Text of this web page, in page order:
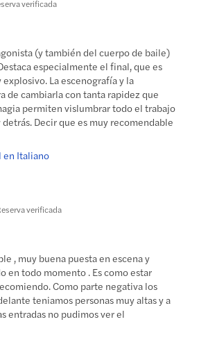
verificada
(y también del cuerpo de baile)
especialmente el final, que es
La escenografía y la
de cambiarla con tanta rapidez que
permiten vislumbrar todo el trabajo
Decir que es muy recomendable
en Italiano
verificada
, muy buena puesta en escena y
en todo momento . Es como estar
Como parte negativa los
teniamos personas muy altas y a
entradas no pudimos ver el